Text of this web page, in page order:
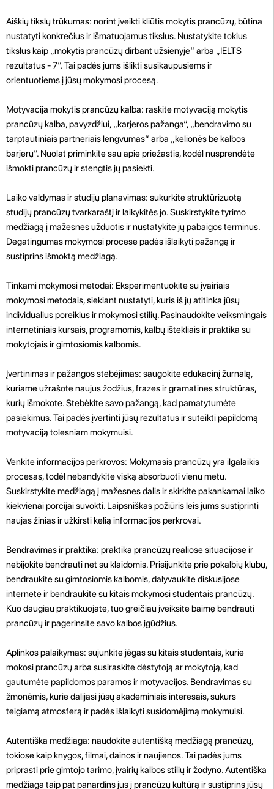
Aiškių tikslų trūkumas: norint įveikti kliūtis mokytis prancūzų, būtina
nustatyti konkrečius ir išmatuojamus tikslus. Nustatykite tokius
tikslus kaip „mokytis prancūzų dirbant užsienyje“ arba „IELTS
rezultatus - 7“. Tai padės jums išlikti susikaupusiems ir
orientuotiems į jūsų mokymosi procesą.
Motyvacija mokytis prancūzų kalba: raskite motyvaciją mokytis
prancūzų kalba, pavyzdžiui, „karjeros pažanga“, „bendravimo su
tarptautiniais partneriais lengvumas“ arba „kelionės be kalbos
barjerų“. Nuolat priminkite sau apie priežastis, kodėl nusprendėte
išmokti prancūzų ir stengtis jų pasiekti.
Laiko valdymas ir studijų planavimas: sukurkite struktūrizuotą
studijų prancūzų tvarkaraštį ir laikykitės jo. Suskirstykite tyrimo
medžiagą į mažesnes užduotis ir nustatykite jų pabaigos terminus.
Degatingumas mokymosi procese padės išlaikyti pažangą ir
sustiprins išmoktą medžiagą.
Tinkami mokymosi metodai: Eksperimentuokite su įvairiais
mokymosi metodais, siekiant nustatyti, kuris iš jų atitinka jūsų
individualius poreikius ir mokymosi stilių. Pasinaudokite veiksmingais
internetiniais kursais, programomis, kalbų ištekliais ir praktika su
mokytojais ir gimtosiomis kalbomis.
Įvertinimas ir pažangos stebėjimas: saugokite edukacinį žurnalą,
kuriame užrašote naujus žodžius, frazes ir gramatines struktūras,
kurių išmokote. Stebėkite savo pažangą, kad pamatytumėte
pasiekimus. Tai padės įvertinti jūsų rezultatus ir suteikti papildomą
motyvaciją tolesniam mokymuisi.
Venkite informacijos perkrovos: Mokymasis prancūzų yra ilgalaikis
procesas, todėl nebandykite viską absorbuoti vienu metu.
Suskirstykite medžiagą į mažesnes dalis ir skirkite pakankamai laiko
kiekvienai porcijai suvokti. Laipsniškas požiūris leis jums sustiprinti
naujas žinias ir užkirsti kelią informacijos perkrovai.
Bendravimas ir praktika: praktika prancūzų realiose situacijose ir
nebijokite bendrauti net su klaidomis. Prisijunkite prie pokalbių klubų,
bendraukite su gimtosiomis kalbomis, dalyvaukite diskusijose
internete ir bendraukite su kitais mokymosi studentais prancūzų.
Kuo daugiau praktikuojate, tuo greičiau įveiksite baimę bendrauti
prancūzų ir pagerinsite savo kalbos įgūdžius.
Aplinkos palaikymas: sujunkite jėgas su kitais studentais, kurie
mokosi prancūzų arba susiraskite dėstytoją ar mokytoją, kad
gautumėte papildomos paramos ir motyvacijos. Bendravimas su
žmonėmis, kurie dalijasi jūsų akademiniais interesais, sukurs
teigiamą atmosferą ir padės išlaikyti susidomėjimą mokymuisi.
Autentiška medžiaga: naudokite autentišką medžiagą prancūzų,
tokiose kaip knygos, filmai, dainos ir naujienos. Tai padės jums
priprasti prie gimtojo tarimo, įvairių kalbos stilių ir žodyno. Autentiška
medžiaga taip pat panardins jus į prancūzų kultūrą ir sustiprins jūsų